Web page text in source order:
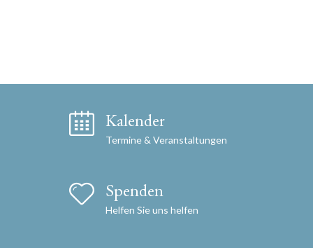
Kalender
Termine & Veranstaltungen
Spenden
Helfen Sie uns helfen